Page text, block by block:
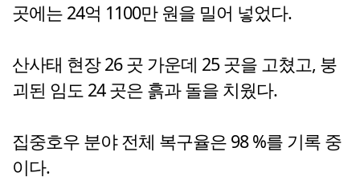
곳에는 24억 1100만 원을 밀어 넣었다.
산사태 현장 26 곳 가운데 25 곳을 고쳤고, 붕
괴된 임도 24 곳은 흙과 돌을 치웠다.
집중호우 분야 전체 복구율은 98 %를 기록 중
이다.